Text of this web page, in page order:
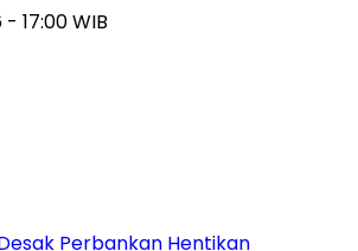
17:00 WIB
Perbankan Hentikan